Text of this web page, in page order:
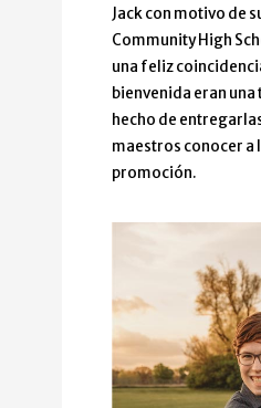
Jack con motivo de
Community High
una feliz
bienvenida eran una
hecho de
maestros conocer a
promoción.